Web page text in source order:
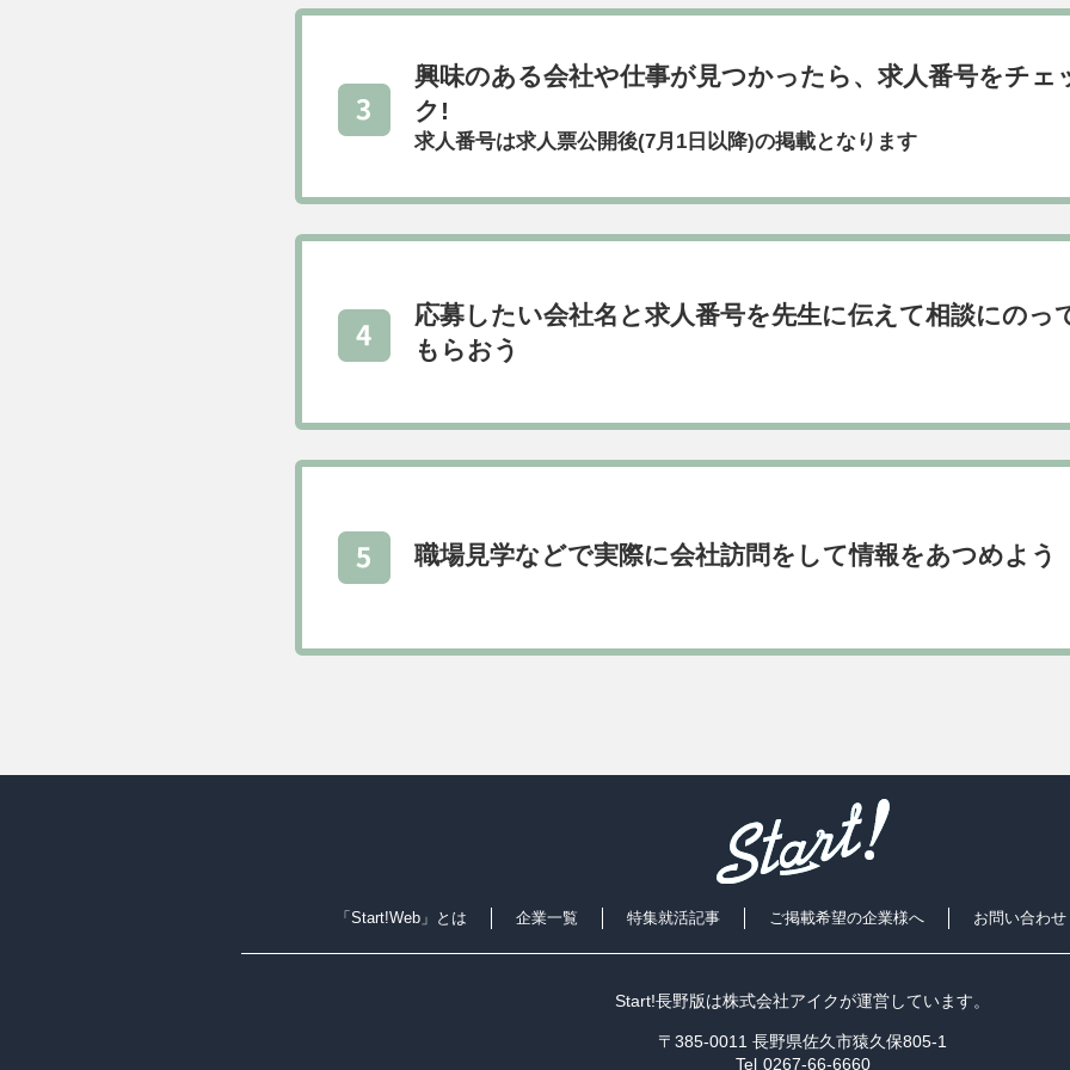
興味のある会社や仕事が見つかったら、求人番号をチェ
ク!
求人番号は求人票公開後(7月1日以降)の掲載となります
応募したい会社名と求人番号を先生に伝えて相談にのっ
もらおう
職場見学などで実際に会社訪問をして情報をあつめよう
「Start!Web」とは 企業一覧 特集就活記事 ご掲載希望の企業様へ お問い合わせ
Start!長野版は株式会社アイクが運営しています。
〒385-0011 長野県佐久市猿久保805-1
Tel 0267-66-6660